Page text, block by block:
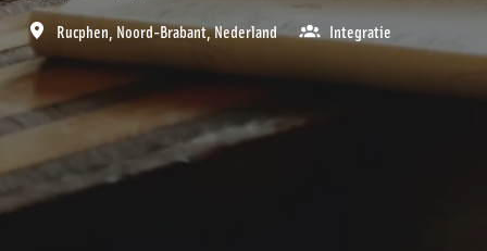
Rucphen Noord-Brabant,Nederland Integratie